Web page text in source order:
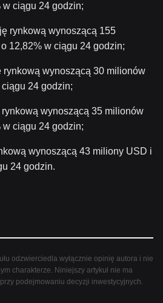
ciągu 24 godzin;
rynkową wynoszącą 155
12,82% w ciągu 24 godzin;
wynoszącą 30 milionów
24 godzin;
wynoszącą 35 milionów
ciągu 24 godzin;
wynoszącą 43 miliony USD i
24 godzin.
odzwierciedla wyłącznie opinię autora i nie
charakterze. Niniejszy artykuł nie ma
podejmowaniu decyzji inwestycyjnych.